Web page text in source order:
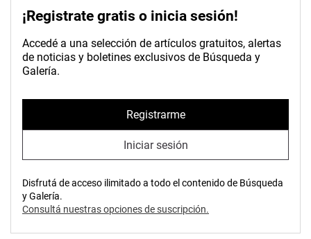
¡Registrate gratis o inicia sesión!
Accedé a una selección de artículos gratuitos, alertas
de noticias y boletines exclusivos de Búsqueda y
Galería.
Registrarme
Iniciar sesión
Disfrutá de acceso ilimitado a todo el contenido de Búsqueda
y Galería.
Consultá nuestras opciones de suscripción.